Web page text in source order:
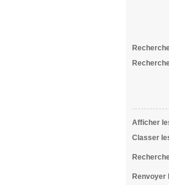
Afficher
Classer
Renvoyer